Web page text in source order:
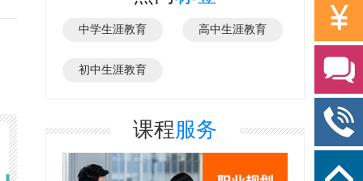
中学生涯教育 高中生涯教育
初中生涯教育
课程服务